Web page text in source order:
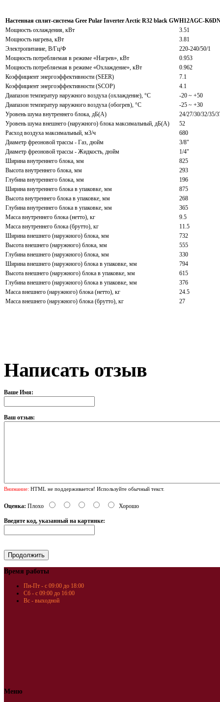
Настенная сплит-система Gree Pular Inverter Arctic R32 black GWH12AGC-
Мощность охлаждения, кВт
3.51
Мощность нагрева, кВт
3.81
Электропитание, В/Гц/Ф
220-240/50/1
Мощность потребляемая в режиме «Нагрев», кВт
0.953
Мощность потребляемая в режиме «Охлаждение», кВт
0.962
Коэффициент энергоэффективности (SEER)
7.1
Коэффициент энергоэффективности (SCOP)
4.1
Диапазон температур наружного воздуха (охлаждение), °С
-20 ~ +50
Диапазон температур наружного воздуха (обогрев), °С
-25 ~ +30
Уровень шума внутреннего блока, дБ(А)
24/27/30/32/35/
Уровень шума внешнего (наружного) блока максимальный, дБ(А)
52
Расход воздуха максимальный, м3/ч
680
Диаметр фреоновой трассы - Газ, дюйм
3/8"
Диаметр фреоновой трассы - Жидкость, дюйм
1/4"
Ширина внутреннего блока, мм
825
Высота внутреннего блока, мм
293
Глубина внутреннего блока, мм
196
Ширина внутреннего блока в упаковке, мм
875
Высота внутреннего блока в упаковке, мм
268
Глубина внутреннего блока в упаковке, мм
365
Масса внутреннего блока (нетто), кг
9.5
Масса внутреннего блока (брутто), кг
11.5
Ширина внешнего (наружного) блока, мм
732
Высота внешнего (наружного) блока, мм
555
Глубина внешнего (наружного) блока, мм
330
Ширина внешнего (наружного) блока в упаковке, мм
794
Высота внешнего (наружного) блока в упаковке, мм
615
Глубина внешнего (наружного) блока в упаковке, мм
376
Масса внешнего (наружного) блока (нетто), кг
24.5
Масса внешнего (наружного) блока (брутто), кг
27
Написать отзыв
Ваше Имя:
Ваш отзыв:
Внимание: HTML не поддерживается! Используйте обычный текст.
Оценка: Плохо Хорошо
Введите код, указанный на картинке:
Время работы
Пн-Пт - с 09:00 до 18:00
Сб - с 09:00 до 16:00
Вс - выходной
Меню